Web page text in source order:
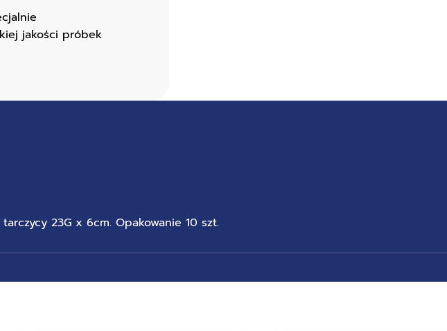
jakości próbek
23G x 6cm. Opakowanie 10 szt.